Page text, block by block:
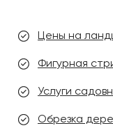
Цены на
Фигурная
Услуги
Обрезка